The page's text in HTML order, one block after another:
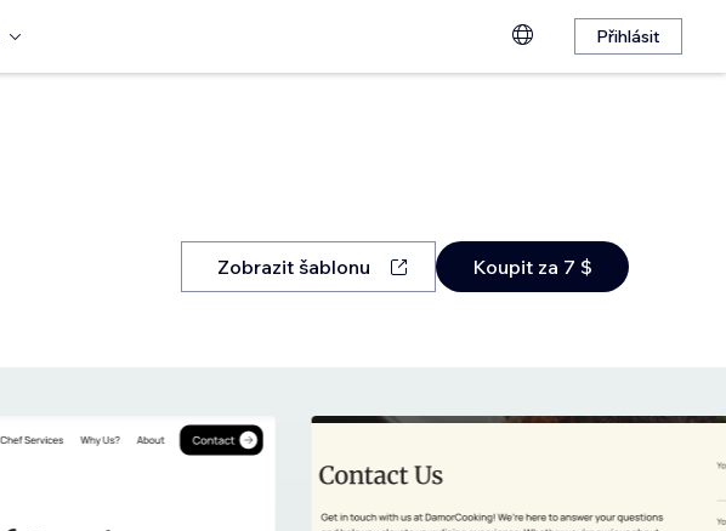
Přihlásit
Zobrazit šablonu Koupit za 7 $